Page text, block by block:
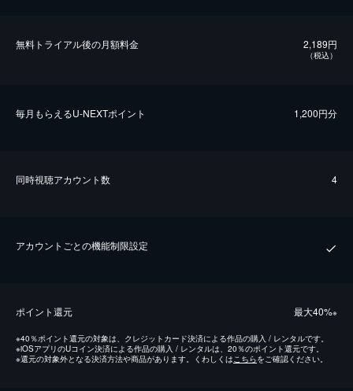
無料トライアル後の⽉額料金 2,189円
（税込）
毎⽉もらえるU-NEXTポイント 1,200円分
同時視聴アカウント数 4
アカウントごとの機能制限設定
ポイント還元 最⼤40%※
※40％ポイント還元の対象は、クレジットカード決済による作品の購入 / レンタルです。
※iOSアプリのUコイン決済による作品の購入 / レンタルは、20％のポイント還元です。
※還元の対象外となる決済方法や商品があります。くわしくはこちらをご確認ください。